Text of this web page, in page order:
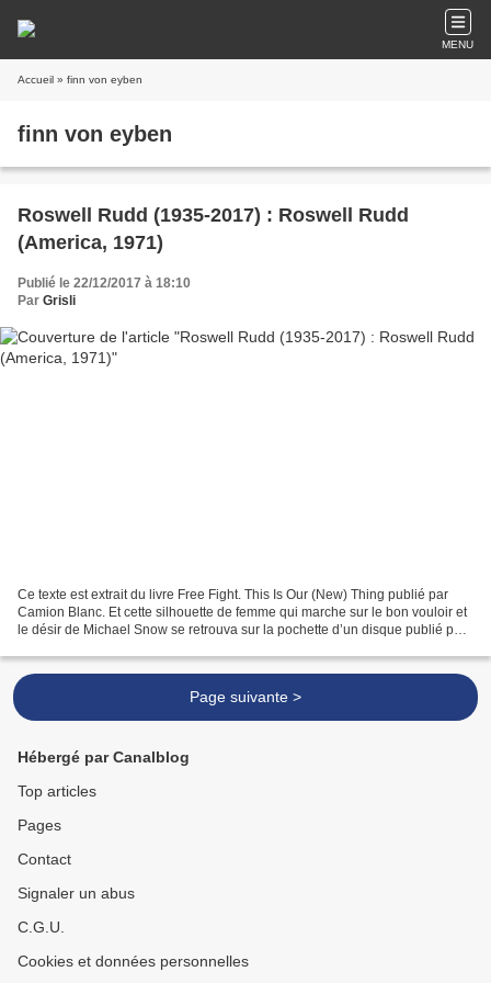
MENU
Accueil » finn von eyben
finn von eyben
Roswell Rudd (1935-2017) : Roswell Rudd
(America, 1971)
Publié le 22/12/2017 à 18:10
Par Grisli
Ce texte est extrait du livre Free Fight. This Is Our (New) Thing publié par
Camion Blanc. Et cette silhouette de femme qui marche sur le bon vouloir et
le désir de Michael Snow se retrouva sur la pochette d’un disque publié par
Page suivante >
Hébergé par Canalblog
Top articles
Pages
Contact
Signaler un abus
C.G.U.
Cookies et données personnelles